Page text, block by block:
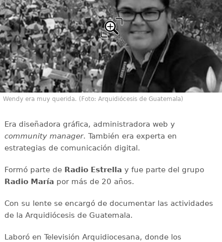
Wendy era muy querida. (Foto: Arquidiócesis de Guatemala)
Era diseñadora gráfica, administradora web y
community manager. También era experta en
estrategias de comunicación digital.
Formó parte de Radio Estrella y fue parte del grupo
Radio María por más de 20 años.
Con su lente se encargó de documentar las actividades
de la Arquidiócesis de Guatemala.
Laboró en Televisión Arquidiocesana, donde los